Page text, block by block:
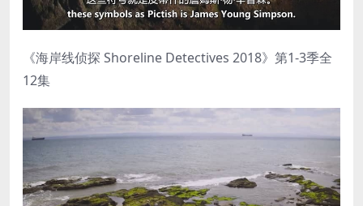
《海岸线侦探 Shoreline Detectives 2018》第1-3季全
12集